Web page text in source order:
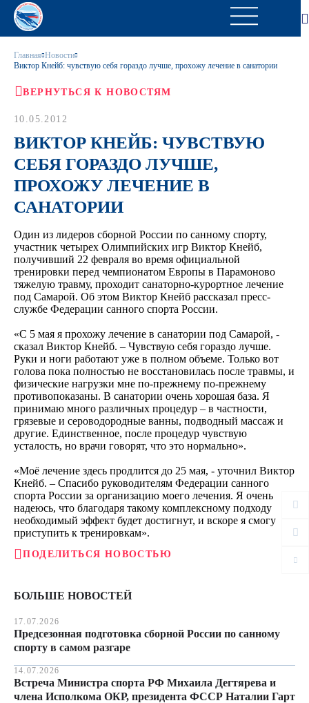
Главная Новости
Виктор Кнейб: чувствую себя гораздо лучше, прохожу лечение в санатории
ВЕРНУТЬСЯ К НОВОСТЯМ
10.05.2012
ВИКТОР КНЕЙБ: ЧУВСТВУЮ
СЕБЯ ГОРАЗДО ЛУЧШЕ,
ПРОХОЖУ ЛЕЧЕНИЕ В
САНАТОРИИ
Один из лидеров сборной России по санному спорту,
участник четырех Олимпийских игр Виктор Кнейб,
получивший 22 февраля во время официальной
тренировки перед чемпионатом Европы в Парамоново
тяжелую травму, проходит санаторно-курортное лечение
под Самарой. Об этом Виктор Кнейб рассказал пресс-
службе Федерации санного спорта России.
«С 5 мая я прохожу лечение в санатории под Самарой, -
сказал Виктор Кнейб. – Чувствую себя гораздо лучше.
Руки и ноги работают уже в полном объеме. Только вот
голова пока полностью не восстановилась после травмы, и
физические нагрузки мне по-прежнему по-прежнему
противопоказаны. В санатории очень хорошая база. Я
принимаю много различных процедур – в частности,
грязевые и сероводородные ванны, подводный массаж и
другие. Единственное, после процедур чувствую
усталость, но врачи говорят, что это нормально».
«Моё лечение здесь продлится до 25 мая, - уточнил Виктор
Кнейб. – Спасибо руководителям Федерации санного
спорта России за организацию моего лечения. Я очень
надеюсь, что благодаря такому комплексному подходу
необходимый эффект будет достигнут, и вскоре я смогу
приступить к тренировкам».
ПОДЕЛИТЬСЯ НОВОСТЬЮ
БОЛЬШЕ НОВОСТЕЙ
17.07.2026
Предсезонная подготовка сборной России по санному
спорту в самом разгаре
14.07.2026
Встреча Министра спорта РФ Михаила Дегтярева и
члена Исполкома ОКР, президента ФССР Наталии Гарт